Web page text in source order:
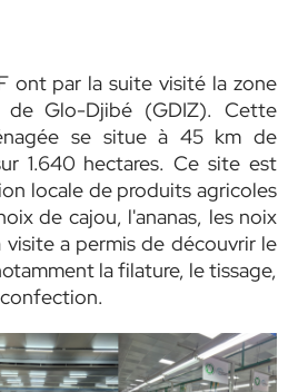
ont par la suite visité la zone
de Glo-Djibé (GDIZ). Cette
se situe à 45 km de
1.640 hectares. Ce site est
locale de produits agricoles
de cajou, l'ananas, les noix
a permis de découvrir le
la filature, le tissage,